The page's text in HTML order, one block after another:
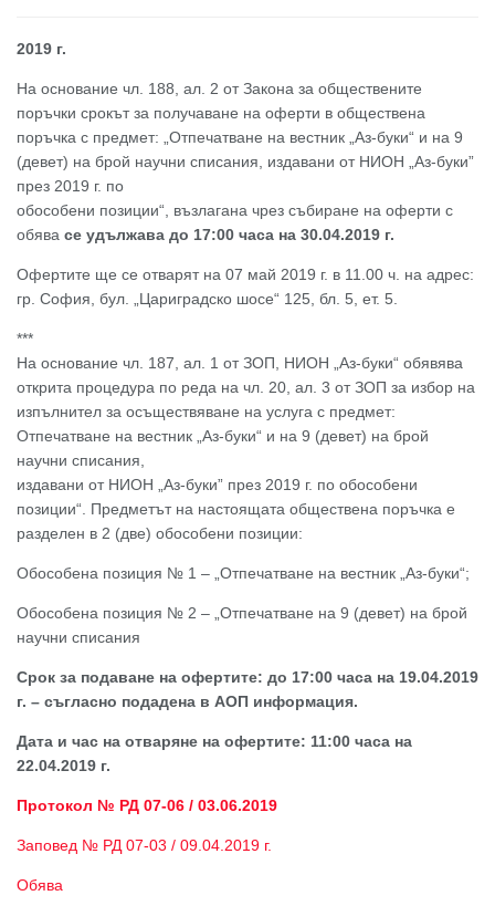
2019 г.
На основание чл. 188, ал. 2 от Закона за обществените
поръчки срокът за получаване на оферти в обществена
поръчка с предмет: „Отпечатване на вестник „Аз-буки“ и на 9
(девет) на брой научни списания, издавани от НИОН „Аз-буки”
през 2019 г. по
обособени позиции“, възлагана чрез събиране на оферти с
обява се удължава до 17:00 часа на 30.04.2019 г.
Офертите ще се отварят на 07 май 2019 г. в 11.00 ч. на адрес:
гр. София, бул. „Цариградско шосе“ 125, бл. 5, ет. 5.
***
На основание чл. 187, ал. 1 от ЗОП, НИОН „Аз-буки“ обявява
открита процедура по реда на чл. 20, ал. 3 от ЗОП за избор на
изпълнител за осъществяване на услуга с предмет:
Отпечатване на вестник „Аз-буки“ и на 9 (девет) на брой
научни списания,
издавани от НИОН „Аз-буки” през 2019 г. по обособени
позиции“. Предметът на настоящата обществена поръчка е
разделен в 2 (две) обособени позиции:
Обособена позиция № 1 – „Отпечатване на вестник „Аз-буки“;
Обособена позиция № 2 – „Отпечатване на 9 (девет) на брой
научни списания
Срок за подаване на офертите: до 17:00 часа на 19.04.2019
г. – съгласно подадена в АОП информация.
Дата и час на отваряне на офертите: 11:00 часа на
22.04.2019 г.
Протокол № РД 07-06 / 03.06.2019
Заповед № РД 07-03 / 09.04.2019 г.
Обява